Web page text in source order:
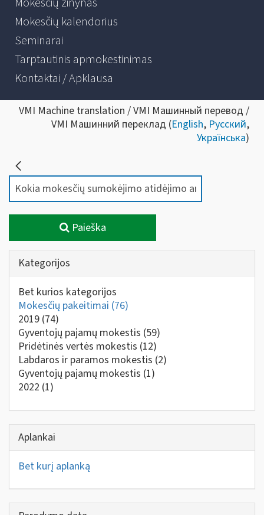
Mokesčių kalendorius
Seminarai
Tarptautinis apmokestinimas
Kontaktai / Apklausa
VMI Machine translation / VMI Машинный перевод /
VMI Машинний переклад (English, Русский,
Українська)
Paieška
Kategorijos
Bet kurios kategorijos
Mokesčių pakeitimai (76)
2019 (74)
Gyventojų pajamų mokestis (59)
Pridėtinės vertės mokestis (12)
Labdaros ir paramos mokestis (2)
Gyventojų pajamų mokestis (1)
2022 (1)
Aplankai
Bet kurį aplanką